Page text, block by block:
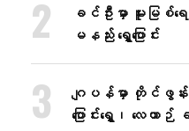
ခင်ဦးမှာ မူးမြစ်ရ
မနည်း ရွှေ့ပြောင်း
ဂျပန်မှာ တိုင်ဖွန်း
ပြောင်းရွှေ့၊ လေယ